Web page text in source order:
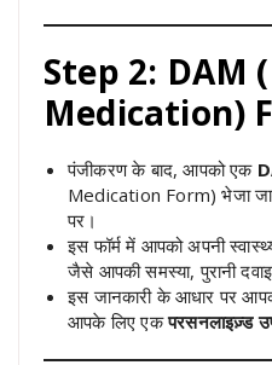
Step 2: DAM
Medication)
पंजीकरण के बाद, आपको एक
Medication Form) भेजा
पर।
इस फॉर्म में आपको अपनी
जैसे आपकी समस्या, पुरानी
इस जानकारी के आधार पर
आपके लिए एकपरसनलाइज़्ड